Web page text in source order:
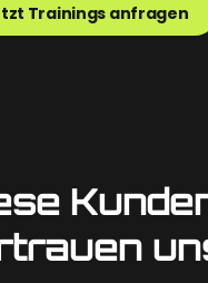
Trainings anfragen